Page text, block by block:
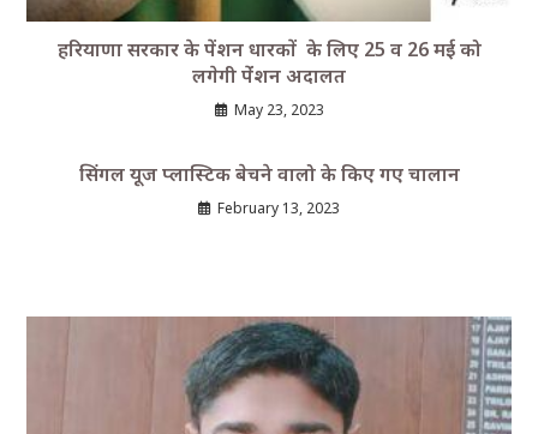
हरियाणा सरकार के पेंशन धारकों के लिए 25 व 26 मई को
लगेगी पेंंशन अदालत
May 23, 2023
सिंगल यूज प्लास्टिक बेचने वालो के किए गए चालान
February 13, 2023